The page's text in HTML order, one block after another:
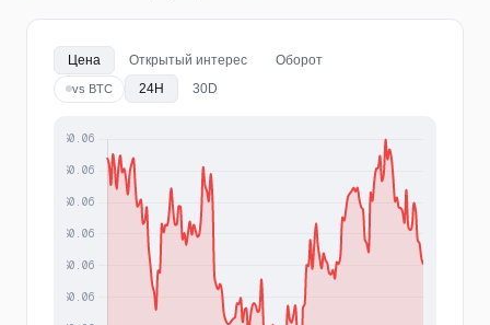
Цена Открытый интерес Оборот
vs BTC 24H 30D